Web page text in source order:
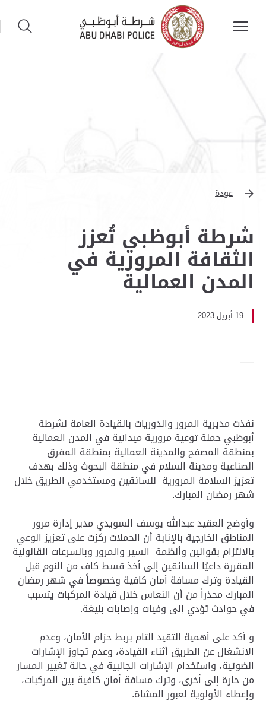
عودة
شرطة أبوظبي تُعزز
الثقافة المرورية في
المدن العمالية
19 أبريل 2023
نفذت مديرية المرور والدوريات بالقيادة العامة لشرطة
أبوظبي حملة توعية مرورية ميدانية في المدن العمالية
بمنطقة المصفح والمدينة العمالية بمنطقة المفرق
الصناعية ومدينة السلام في منطقة البحوث وذلك بهدف
تعزيز السلامة المرورية للسائقين ومستخدمي الطريق خلال
شهر رمضان المبارك.
وأوضح العقيد عبدالله يوسف السويدي مدير إدارة مرور
المناطق الخارجية بالإنابة أن الحملات ركزت على تعزيز الوعي
بالالتزام بقوانين وأنظمة السير والمرور وبالسرعات القانونية
المقررة داعيًا السائقين إلى أخذ قسط كاف من النوم قبل
القيادة وترك مسافة أمان كافية وخصوصاً في شهر رمضان
المبارك محذراً من أن النعاس خلال قيادة المركبات يتسبب
في حوادث تؤدي إلى وفيات وإصابات بليغة.
و أكد على أهمية التقيد التام بربط حزام الأمان، وعدم
الانشغال عن الطريق أثناء القيادة، وعدم تجاوز الإشارات
الضوئية، واستخدام الإشارات الجانبية في حالة تغيير المسار
من حارة إلى أخرى، وترك مسافة أمان كافية بين المركبات،
وإعطاء الأولوية لعبور المشاة.